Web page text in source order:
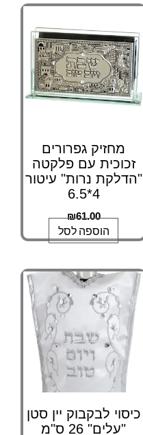
מחזיק גפרורים
זכוכית עם פלקטה
"הדלקת נרות" עיטור
4*6.5
₪61.00
הוספה לסל
כיסוי לבקבוק יין סטן
"עלים" 26 ס"מ